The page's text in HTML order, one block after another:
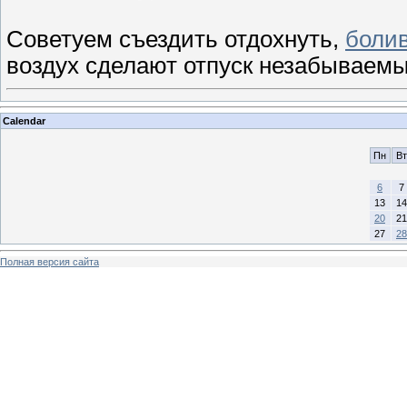
Советуем съездить отдохнуть,
воздух сделают отпуск
Calendar
Пн Вт
6
7
13
14
20
21
27
28
Полная версия сайта